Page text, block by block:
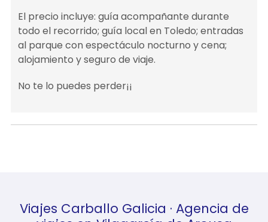
El precio incluye: guía acompañante durante
todo el recorrido; guía local en Toledo; entradas
al parque con espectáculo nocturno y cena;
alojamiento y seguro de viaje.
No te lo puedes perder¡¡
Viajes Carballo Galicia · Agencia de